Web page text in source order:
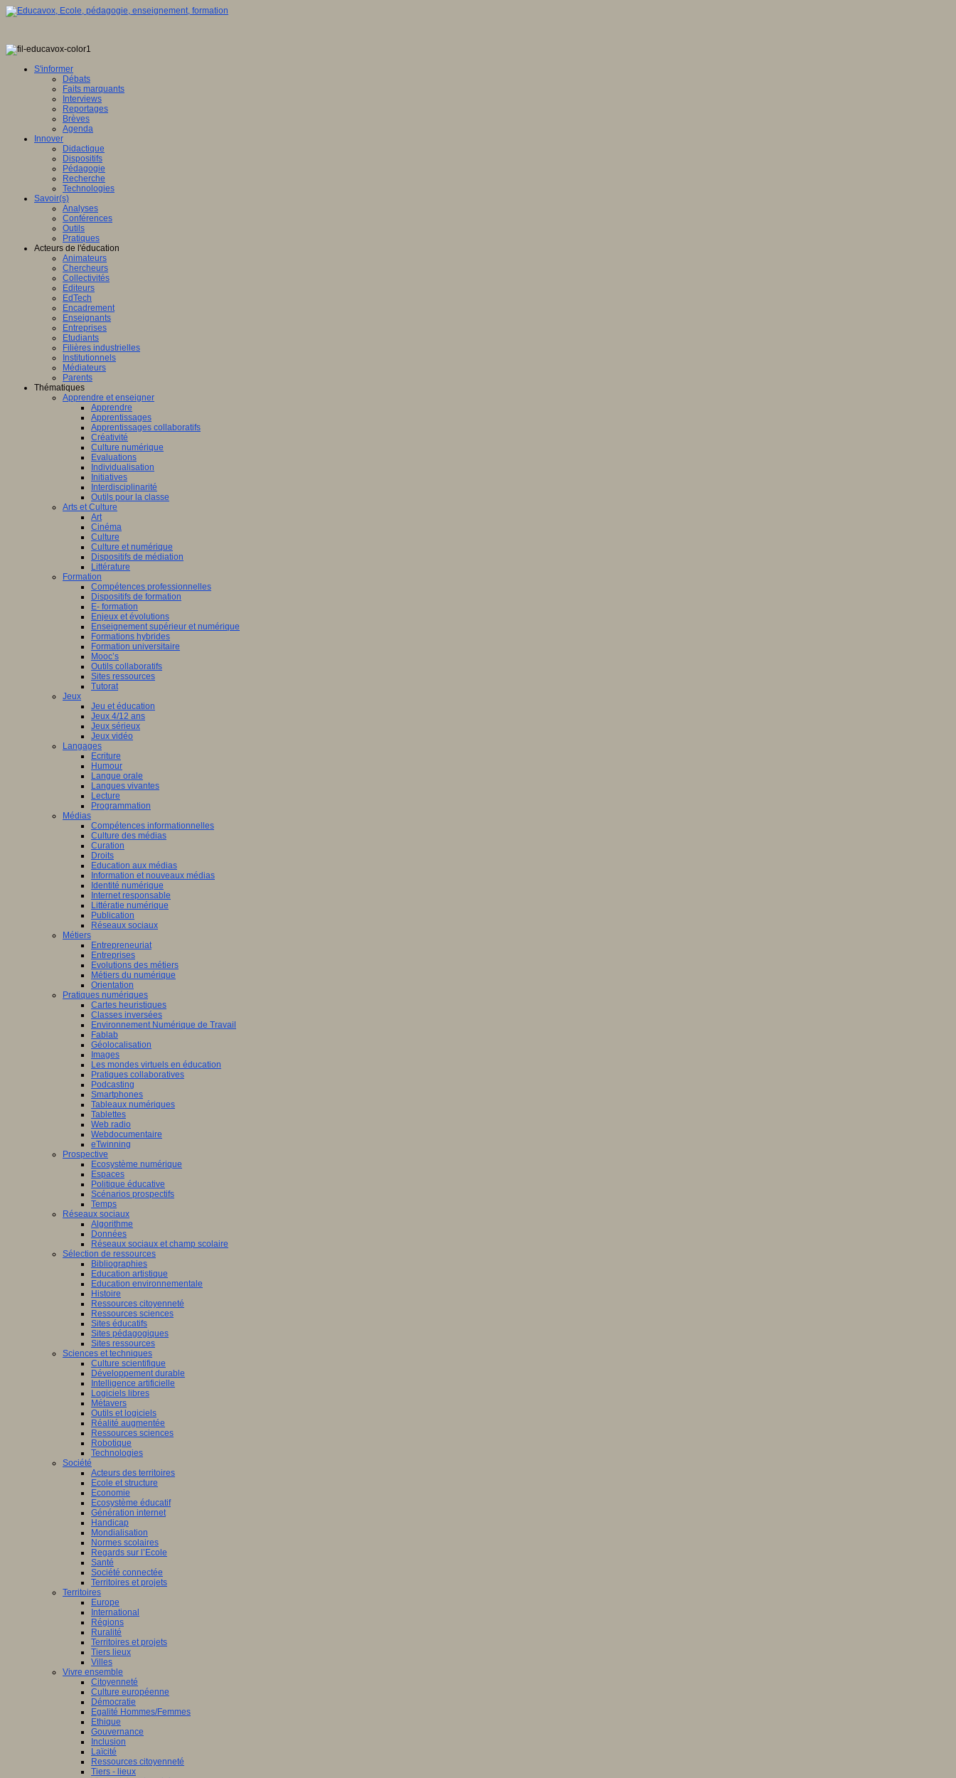
S'informer
Débats
Faits marquants
Interviews
Reportages
Brèves
Agenda
Innover
Didactique
Dispositifs
Pédagogie
Recherche
Technologies
Savoir(s)
Analyses
Conférences
Outils
Pratiques
Acteurs de l'éducation
Animateurs
Chercheurs
Collectivités
Editeurs
EdTech
Encadrement
Enseignants
Entreprises
Etudiants
Filières industrielles
Institutionnels
Médiateurs
Parents
Thématiques
Apprendre et enseigner
Apprendre
Apprentissages
Apprentissages collaboratifs
Créativité
Culture numérique
Evaluations
Individualisation
Initiatives
Interdisciplinarité
Outils pour la classe
Arts et Culture
Art
Cinéma
Culture
Culture et numérique
Dispositifs de médiation
Littérature
Formation
Compétences professionnelles
Dispositifs de formation
E- formation
Enjeux et évolutions
Enseignement supérieur et numérique
Formations hybrides
Formation universitaire
Mooc’s
Outils collaboratifs
Sites ressources
Tutorat
Jeux
Jeu et éducation
Jeux 4/12 ans
Jeux sérieux
Jeux vidéo
Langages
Ecriture
Humour
Langue orale
Langues vivantes
Lecture
Programmation
Médias
Compétences informationnelles
Culture des médias
Curation
Droits
Education aux médias
Information et nouveaux médias
Identité numérique
Internet responsable
Littératie numérique
Publication
Réseaux sociaux
Métiers
Entrepreneuriat
Entreprises
Evolutions des métiers
Métiers du numérique
Orientation
Pratiques numériques
Cartes heuristiques
Classes inversées
Environnement Numérique de Travail
Fablab
Géolocalisation
Images
Les mondes virtuels en éducation
Pratiques collaboratives
Podcasting
Smartphones
Tableaux numériques
Tablettes
Web radio
Webdocumentaire
eTwinning
Prospective
Ecosystème numérique
Espaces
Politique éducative
Scénarios prospectifs
Temps
Réseaux sociaux
Algorithme
Données
Réseaux sociaux et champ scolaire
Sélection de ressources
Bibliographies
Education artistique
Education environnementale
Histoire
Ressources citoyenneté
Ressources sciences
Sites éducatifs
Sites pédagogiques
Sites ressources
Sciences et techniques
Culture scientifique
Développement durable
Intelligence artificielle
Logiciels libres
Métavers
Outils et logiciels
Réalité augmentée
Ressources sciences
Robotique
Technologies
Société
Acteurs des territoires
Ecole et structure
Economie
Ecosystème éducatif
Génération internet
Handicap
Mondialisation
Normes scolaires
Regards sur l’Ecole
Santé
Société connectée
Territoires et projets
Territoires
Europe
International
Régions
Ruralité
Territoires et projets
Tiers lieux
Villes
Vivre ensemble
Citoyenneté
Culture européenne
Démocratie
Egalité Hommes/Femmes
Ethique
Gouvernance
Inclusion
Laïcité
Ressources citoyenneté
Tiers - lieux